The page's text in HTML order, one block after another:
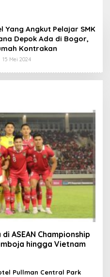
Yang Angkut Pelajar SMK
Depok Ada di Bogor,
Kontrakan
15 Mei 2024Oleh
ASEAN Championship
hingga Vietnam
Pullman Central Park